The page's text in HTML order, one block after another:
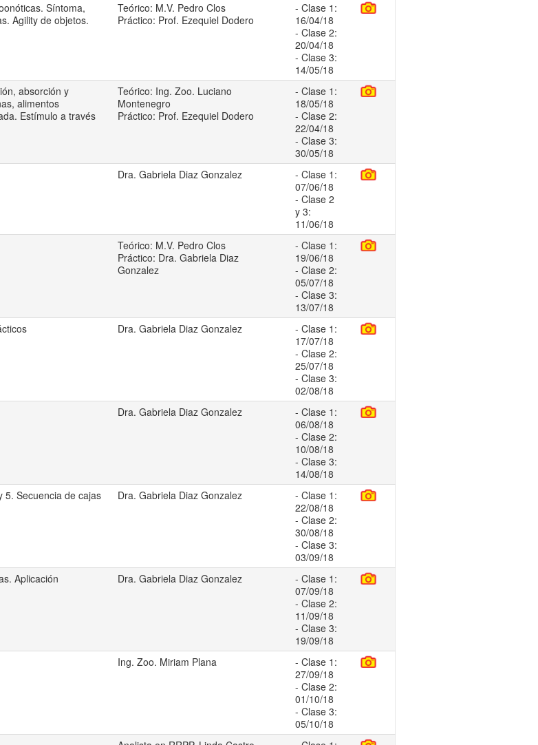
Síntoma,
Agility de objetos.
Teórico: M.V. Pedro Clos
Práctico: Prof. Ezequiel Dodero
- Clase 1:
16/04/18
- Clase 2:
20/04/18
- Clase 3:
14/05/18
absorción y
alimentos
Estímulo a través
Teórico: Ing. Zoo. Luciano
Montenegro
Práctico: Prof. Ezequiel Dodero
- Clase 1:
18/05/18
- Clase 2:
22/04/18
- Clase 3:
30/05/18
Dra. Gabriela Diaz Gonzalez
- Clase 1:
07/06/18
- Clase 2
y 3:
11/06/18
Teórico: M.V. Pedro Clos
Práctico: Dra. Gabriela Diaz
Gonzalez
- Clase 1:
19/06/18
- Clase 2:
05/07/18
- Clase 3:
13/07/18
Dra. Gabriela Diaz Gonzalez
- Clase 1:
17/07/18
- Clase 2:
25/07/18
- Clase 3:
02/08/18
Dra. Gabriela Diaz Gonzalez
- Clase 1:
06/08/18
- Clase 2:
10/08/18
- Clase 3:
14/08/18
5. Secuencia de cajas
Dra. Gabriela Diaz Gonzalez
- Clase 1:
22/08/18
- Clase 2:
30/08/18
- Clase 3:
03/09/18
Aplicación
Dra. Gabriela Diaz Gonzalez
- Clase 1:
07/09/18
- Clase 2:
11/09/18
- Clase 3:
19/09/18
Ing. Zoo. Miriam Plana
- Clase 1:
27/09/18
- Clase 2:
01/10/18
- Clase 3:
05/10/18